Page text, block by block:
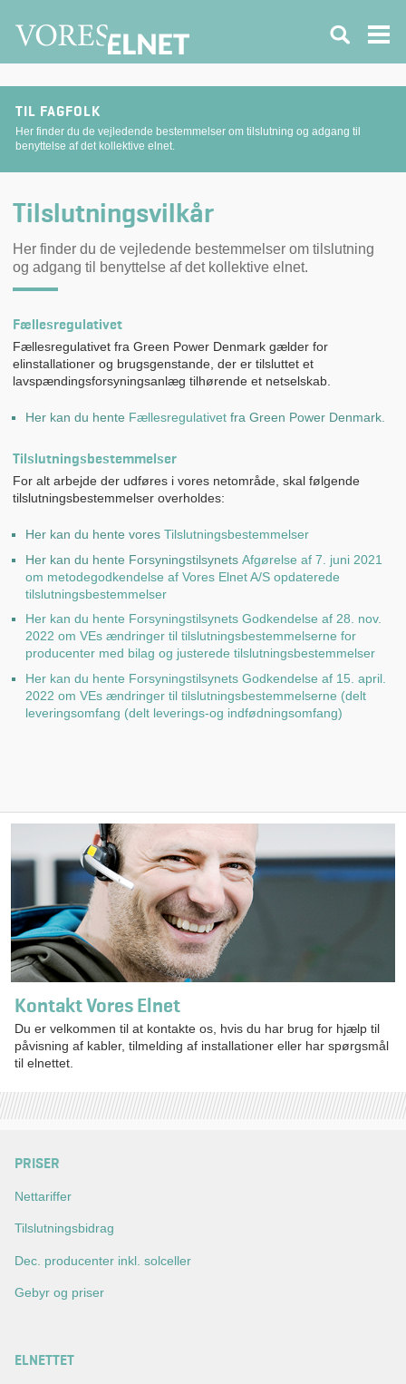
TIL FAGFOLK
Her finder du de vejledende bestemmelser om tilslutning og adgang til
benyttelse af det kollektive elnet.
Tilslutningsvilkår
Her finder du de vejledende bestemmelser om tilslutning
og adgang til benyttelse af det kollektive elnet.
Fællesregulativet
Fællesregulativet fra Green Power Denmark gælder for
elinstallationer og brugsgenstande, der er tilsluttet et
lavspændingsforsyningsanlæg tilhørende et netselskab.
Her kan du hente Fællesregulativet fra Green Power Denmark.
Tilslutningsbestemmelser
For alt arbejde der udføres i vores netområde, skal følgende
tilslutningsbestemmelser overholdes:
Her kan du hente vores Tilslutningsbestemmelser
Her kan du hente Forsyningstilsynets Afgørelse af 7. juni 2021
om metodegodkendelse af Vores Elnet A/S opdaterede
tilslutningsbestemmelser
Her kan du hente Forsyningstilsynets Godkendelse af 28. nov.
2022 om VEs ændringer til tilslutningsbestemmelserne for
producenter med bilag og justerede tilslutningsbestemmelser
Her kan du hente Forsyningstilsynets Godkendelse af 15. april.
2022 om VEs ændringer til tilslutningsbestemmelserne (delt
leveringsomfang (delt leverings-og indfødningsomfang)
Kontakt Vores Elnet
Du er velkommen til at kontakte os, hvis du har brug for hjælp til
påvisning af kabler, tilmelding af installationer eller har spørgsmål
til elnettet.
PRISER
Nettariffer
Tilslutningsbidrag
Dec. producenter inkl. solceller
Gebyr og priser
ELNETTET